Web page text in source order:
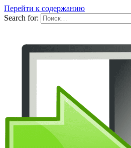
Перейти к содержанию
Search for: